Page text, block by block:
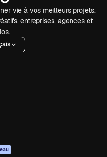
vie à vos meilleurs projets.
entreprises, agences et